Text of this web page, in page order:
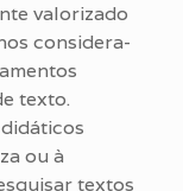
valorizado
considera-
texto.
ou à
textos